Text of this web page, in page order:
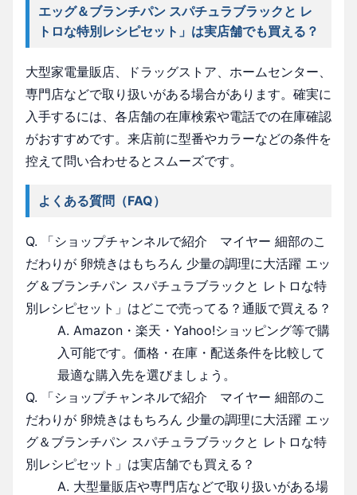
エッグ＆ブランチパン スパチュラブラックと レ
トロな特別レシピセット」は実店舗でも買える？
大型家電量販店、ドラッグストア、ホームセンター、
専門店などで取り扱いがある場合があります。確実に
入手するには、各店舗の在庫検索や電話での在庫確認
がおすすめです。来店前に型番やカラーなどの条件を
控えて問い合わせるとスムーズです。
よくある質問（FAQ）
Q. 「ショップチャンネルで紹介 マイヤー 細部のこ
だわりが 卵焼きはもちろん 少量の調理に大活躍 エッ
グ＆ブランチパン スパチュラブラックと レトロな特
別レシピセット」はどこで売ってる？通販で買える？
A. Amazon・楽天・Yahoo!ショッピング等で購
入可能です。価格・在庫・配送条件を比較して
最適な購入先を選びましょう。
Q. 「ショップチャンネルで紹介 マイヤー 細部のこ
だわりが 卵焼きはもちろん 少量の調理に大活躍 エッ
グ＆ブランチパン スパチュラブラックと レトロな特
別レシピセット」は実店舗でも買える？
A. 大型量販店や専門店などで取り扱いがある場